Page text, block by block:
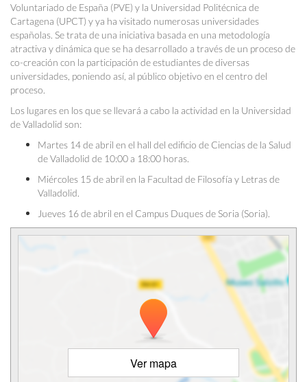
Voluntariado de España (PVE) y la Universidad Politécnica de
Cartagena (UPCT) y ya ha visitado numerosas universidades
españolas. Se trata de una iniciativa basada en una metodología
atractiva y dinámica que se ha desarrollado a través de un proceso de
co-creación con la participación de estudiantes de diversas
universidades, poniendo así, al público objetivo en el centro del
proceso.
Los lugares en los que se llevará a cabo la actividad en la Universidad
de Valladolid son:
Martes 14 de abril en el hall del edificio de Ciencias de la Salud
de Valladolid de 10:00 a 18:00 horas.
Miércoles 15 de abril en la Facultad de Filosofía y Letras de
Valladolid.
Jueves 16 de abril en el Campus Duques de Soria (Soria).
Ver mapa